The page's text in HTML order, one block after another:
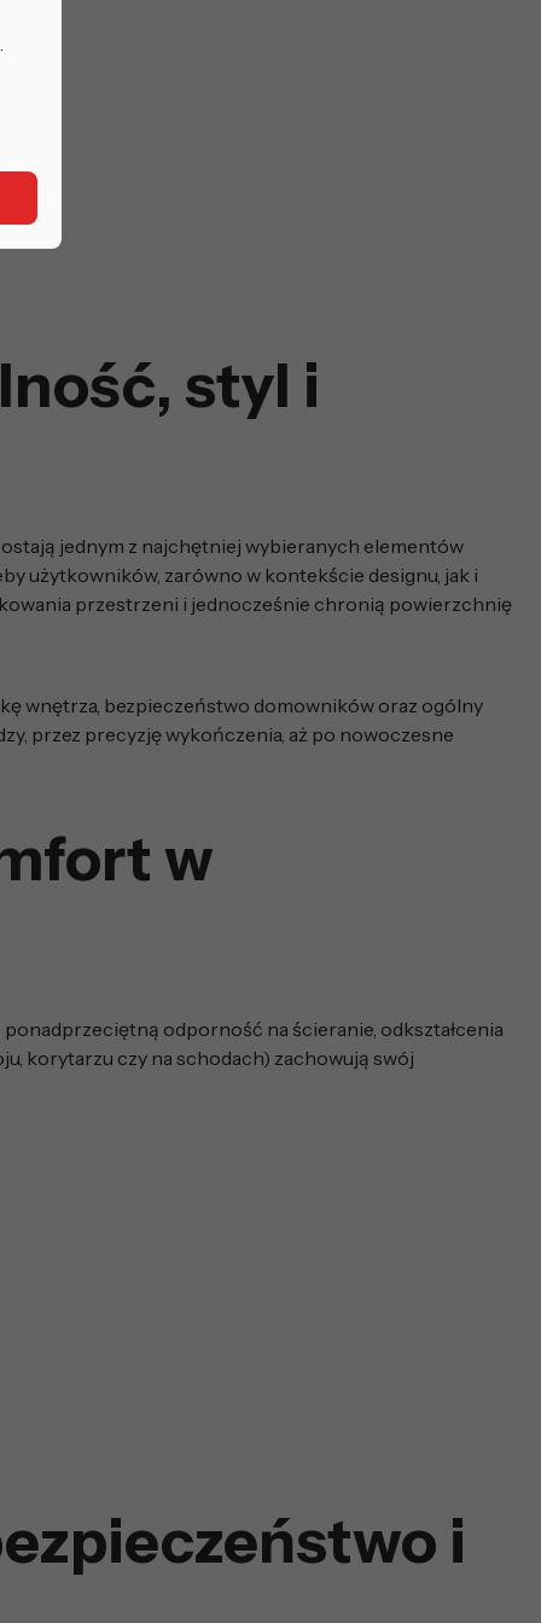
styl i
jednym z najchętniej wybieranych elementów
użytkowników, zarówno w kontekście designu, jak i
przestrzeni i jednocześnie chronią powierzchnię
wnętrza, bezpieczeństwo domowników oraz ogólny
przez precyzję wykończenia, aż po nowoczesne
w
odporność na ścieranie, odkształcenia
korytarzu czy na schodach) zachowują swój
i